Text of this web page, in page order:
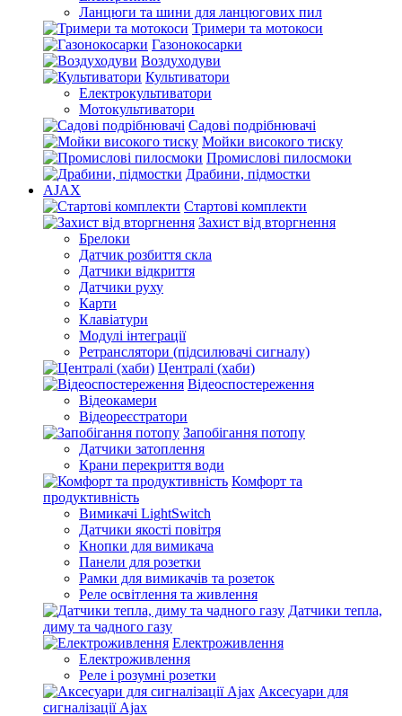
Ланцюги та шини для ланцюгових пил
Тримери та мотокоси
Газонокосарки
Воздуходуви
Культиватори
Електрокультиватори
Мотокультиватори
Садові подрібнювачі
Мойки високого тиску
Промислові пилосмоки
Драбини, підмостки
AJAX
Стартові комплекти
Захист від вторгнення
Брелоки
Датчик розбиття скла
Датчики відкриття
Датчики руху
Карти
Клавіатури
Модулі інтеграції
Ретранслятори (підсилювачі сигналу)
Централі (хаби)
Відеоспостереження
Відеокамери
Відеореєстратори
Запобігання потопу
Датчики затоплення
Крани перекриття води
Комфорт та
продуктивність
Вимикачі LightSwitch
Датчики якості повітря
Кнопки для вимикача
Панели для розетки
Рамки для вимикачів та розеток
Реле освітлення та живлення
Датчики тепла,
диму та чадного газу
Електроживлення
Електроживлення
Реле і розумні розетки
Аксесуари для
сигналізації Ajax